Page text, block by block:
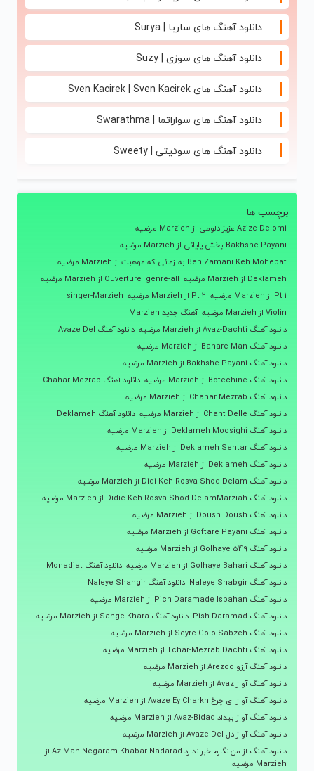
دانلود آهنگ های ساریا | Surya
دانلود آهنگ های سوزی | Suzy
دانلود آهنگ های Sven Kacirek | Sven Kacirek
دانلود آهنگ های سواراتما | Swarathma
دانلود آهنگ های سوئیتی | Sweety
برچسب ها
Azize Delomi عزیز دلومی از Marzieh مرضیه
Bakhshe Payani بخش پایانی از Marzieh مرضیه
Beh Zamani Keh Mohebat به زمانی که موهبت از Marzieh مرضیه
Deklameh از Marzieh مرضیه
genre-all Ouverture از Marzieh مرضیه
Pt 1 از Marzieh مرضیه
Pt 2 از Marzieh مرضیه
singer-Marzieh
Violin از Marzieh مرضیه
آهنگ جدید Marzieh
دانلود آهنگ Avaz-Dachti از Marzieh مرضیه
دانلود آهنگ Avaze Del
دانلود آهنگ Bahare Man از Marzieh مرضیه
دانلود آهنگ Bakhshe Payani از Marzieh مرضیه
دانلود آهنگ Botechine از Marzieh مرضیه
دانلود آهنگ Chahar Mezrab
دانلود آهنگ Chahar Mezrab از Marzieh مرضیه
دانلود آهنگ Chant Delle از Marzieh مرضیه
دانلود آهنگ Deklameh
دانلود آهنگ Deklameh Moosighi از Marzieh مرضیه
دانلود آهنگ Deklameh Sehtar از Marzieh مرضیه
دانلود آهنگ Deklameh از Marzieh مرضیه
دانلود آهنگ Didi Keh Rosva Shod Delam از Marzieh مرضیه
دانلود آهنگ Didie Keh Rosva Shod DelamMarziah از Marzieh مرضیه
دانلود آهنگ Doush Doush از Marzieh مرضیه
دانلود آهنگ Goftare Payani از Marzieh مرضیه
دانلود آهنگ Golhaye 549 از Marzieh مرضیه
دانلود آهنگ Golhaye Bahari از Marzieh مرضیه
دانلود آهنگ Monadjat
دانلود آهنگ Naleye Shabgir
دانلود آهنگ Naleye Shangir
دانلود آهنگ Pich Daramade Ispahan از Marzieh مرضیه
دانلود آهنگ Pish Daramad
دانلود آهنگ Sange Khara از Marzieh مرضیه
دانلود آهنگ Seyre Golo Sabzeh از Marzieh مرضیه
دانلود آهنگ Tchar-Mezrab Dachti از Marzieh مرضیه
دانلود آهنگ آرزو Arezoo از Marzieh مرضیه
دانلود آهنگ آواز Avaz از Marzieh مرضیه
دانلود آهنگ آواز ای چرخ Avaze Ey Charkh از Marzieh مرضیه
دانلود آهنگ آواز بیداد Avaz-Bidad از Marzieh مرضیه
دانلود آهنگ آواز دل Avaze Del از Marzieh مرضیه
دانلود آهنگ از من نگارم خبر ندارد Az Man Negaram Khabar Nadarad از
Marzieh مرضیه